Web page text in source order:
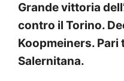
Grande vittoria
contro il Torino.
Koopmeiners. Pari
Salernitana.